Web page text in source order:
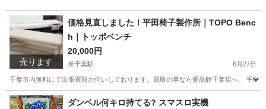
売ります
価格見直しました！平田椅子製作所｜TOPO Benc
h｜トッポベンチ
20,000円
東千葉駅 6月27日
千葉市内無料にて出張買取お伺いしております。買取の事なら愛品館千葉店へ。 平
千葉 千葉市 東千葉駅 椅子 価格
ダンベル何キロ持てる? スマスロ実機